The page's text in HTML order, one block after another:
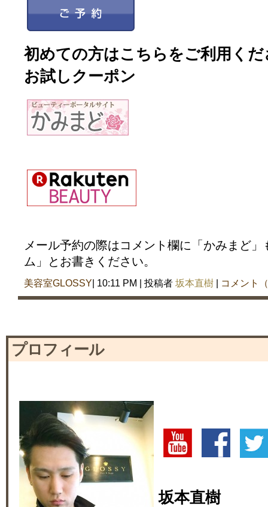
初めての方はこちらをご利用くだ
お試しクーポン
メール予約の際はコメント欄に「かみまど
ム」とお書きください。
美容室GLOSSY| 10:11 PM | 投稿者 坂本直樹 | コメント
プロフィール
坂本直樹